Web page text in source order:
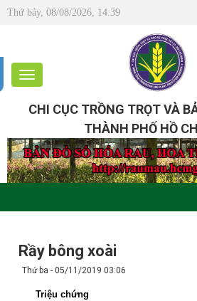
Thứ bảy, 08/08/2026, 14:39
CHI CỤC TRỒNG TRỌT VÀ
THÀNH PHỐ HỒ
Rầy bông xoài
Thứ ba - 05/11/2019 03:06
Triệu chứng